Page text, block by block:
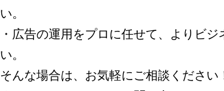
い。
・広告の運用をプロに任せて、よりビ
い。
そんな場合は、お気軽にご相談ください